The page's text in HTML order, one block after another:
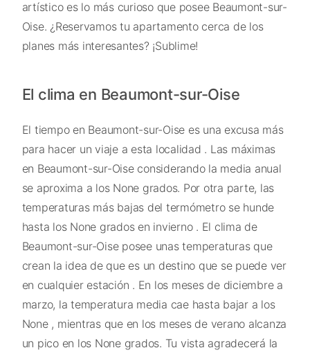
artístico es lo más curioso que posee Beaumont-sur-
Oise. ¿Reservamos tu apartamento cerca de los
planes más interesantes? ¡Sublime!
El clima en Beaumont-sur-Oise
El tiempo en Beaumont-sur-Oise es una excusa más
para hacer un viaje a esta localidad . Las máximas
en Beaumont-sur-Oise considerando la media anual
se aproxima a los None grados. Por otra parte, las
temperaturas más bajas del termómetro se hunde
hasta los None grados en invierno . El clima de
Beaumont-sur-Oise posee unas temperaturas que
crean la idea de que es un destino que se puede ver
en cualquier estación . En los meses de diciembre a
marzo, la temperatura media cae hasta bajar a los
None , mientras que en los meses de verano alcanza
un pico en los None grados. Tu vista agradecerá la